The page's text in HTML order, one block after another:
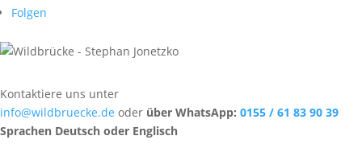
Folgen
Kontaktiere uns unter
info@wildbruecke.de oder über WhatsApp: 0155 / 61 83 90 39
Sprachen Deutsch oder Englisch